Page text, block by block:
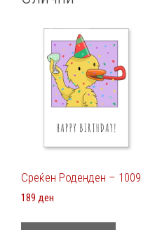
Среќен Роденден – 1009
189 ден